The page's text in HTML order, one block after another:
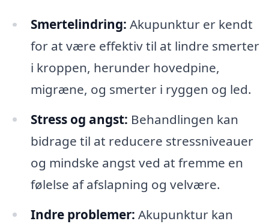
Smertelindring: Akupunktur er kendt
for at være effektiv til at lindre smerter
i kroppen, herunder hovedpine,
migræne, og smerter i ryggen og led.
Stress og angst: Behandlingen kan
bidrage til at reducere stressniveauer
og mindske angst ved at fremme en
følelse af afslapning og velvære.
Indre problemer: Akupunktur kan